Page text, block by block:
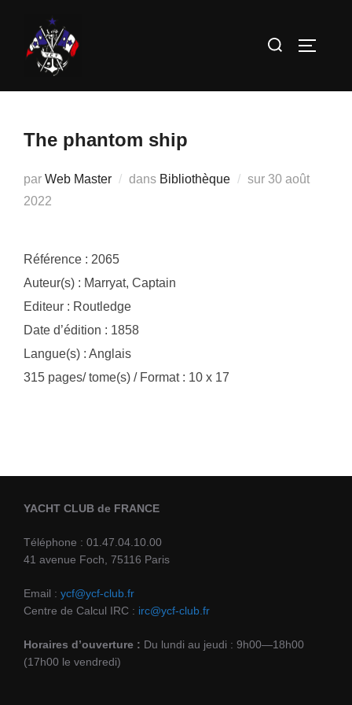
contenu
Rechercher :
The phantom ship
par Web Master dans Bibliothèque sur Publié
30 août
2022
Référence : 2065
Auteur(s) : Marryat, Captain
Editeur : Routledge
Date d’édition : 1858
Langue(s) : Anglais
315 pages/ tome(s) / Format : 10 x 17
YACHT CLUB de FRANCE
Téléphone : 01.47.04.10.00
41 avenue Foch, 75116 Paris
Email : ycf@ycf-club.fr
Centre de Calcul IRC : irc@ycf-club.fr
Horaires d’ouverture : Du lundi au jeudi : 9h00—18h00
(17h00 le vendredi)